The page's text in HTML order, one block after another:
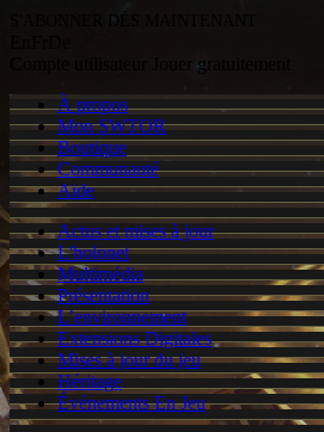
Jouer gratuitement
À propos
Mon SWTOR
Boutique
Communauté
Aide
Actus et mises à jour
L'holonet
Multimédia
Présentation
L’environnement
Extensions Digitales
Mises à jour du jeu
Héritage
Événements En Jeu